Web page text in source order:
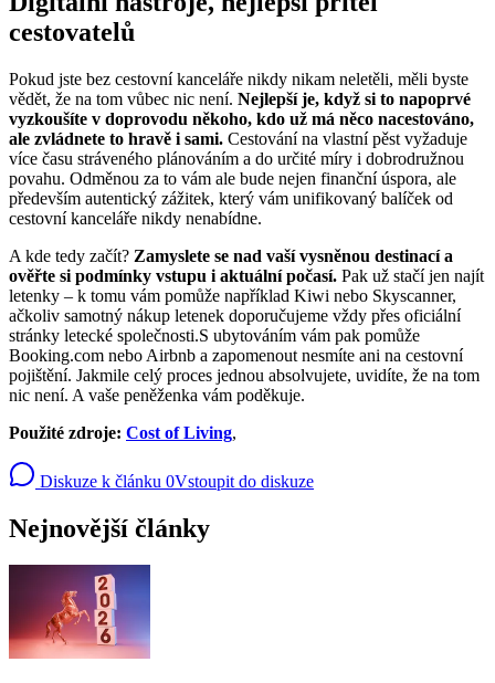
cestovatelů
Pokud jste bez cestovní kanceláře nikdy nikam neletěli, měli byste
vědět, že na tom vůbec nic není. Nejlepší je, když si to napoprvé
vyzkoušíte v doprovodu někoho, kdo už má něco nacestováno,
ale zvládnete to hravě i sami. Cestování na vlastní pěst vyžaduje
více času stráveného plánováním a do určité míry i dobrodružnou
povahu. Odměnou za to vám ale bude nejen finanční úspora, ale
především autentický zážitek, který vám unifikovaný balíček od
cestovní kanceláře nikdy nenabídne.
A kde tedy začít? Zamyslete se nad vaší vysněnou destinací a
ověřte si podmínky vstupu i aktuální počasí. Pak už stačí jen najít
letenky – k tomu vám pomůže například Kiwi nebo Skyscanner,
ačkoliv samotný nákup letenek doporučujeme vždy přes oficiální
stránky letecké společnosti.S ubytováním vám pak pomůže
Booking.com nebo Airbnb a zapomenout nesmíte ani na cestovní
pojištění. Jakmile celý proces jednou absolvujete, uvidíte, že na tom
nic není. A vaše peněženka vám poděkuje.
Použité zdroje: Cost of Living,
Diskuze k článku 0Vstoupit do diskuze
Nejnovější články